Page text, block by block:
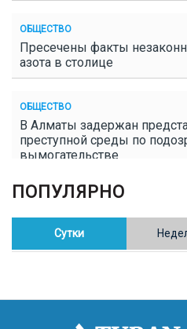
ОБЩЕСТВО
Пресечены факты
азота в столице
ОБЩЕСТВО
В Алматы задержан
преступной среды по
вымогательстве
ОБЩЕСТВО
Полицейские пресекли
конопли в Таразе
Казахстан возглавил
ПОПУЛЯРНО
Сутки